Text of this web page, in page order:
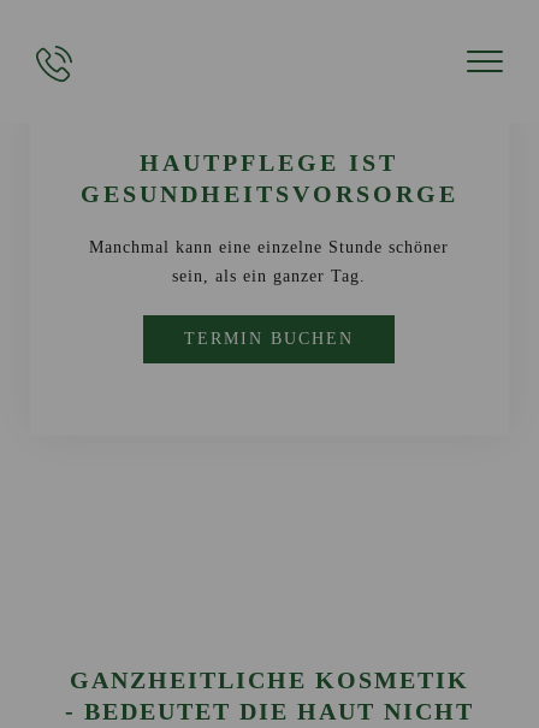
HAUTPFLEGE IST
GESUNDHEITSVORSORGE
Manchmal kann eine einzelne Stunde schöner
sein, als ein ganzer Tag.
TERMIN BUCHEN
GANZHEITLICHE KOSMETIK
- BEDEUTET DIE HAUT NICHT